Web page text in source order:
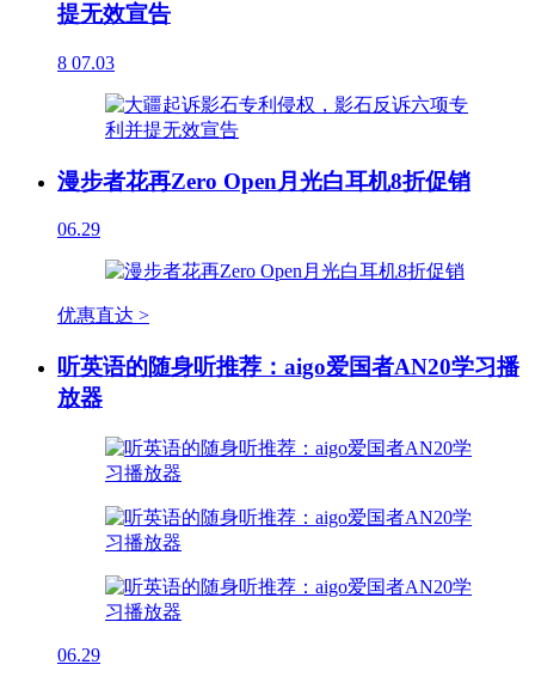
提无效宣告
8 07.03
漫步者花再Zero Open月光白耳机8折促销
06.29
优惠直达 >
听英语的随身听推荐：aigo爱国者AN20学习播
放器
06.29